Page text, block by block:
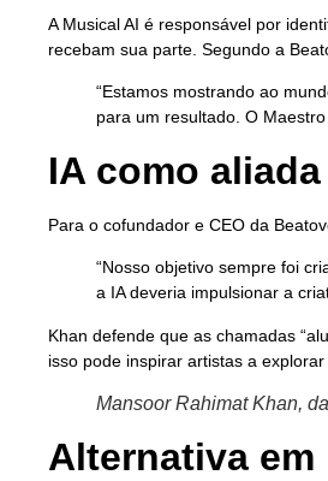
A Musical AI é responsável por
recebam sua parte. Segundo a
“Estamos mostrando ao
para um resultado. O
IA como
Para o cofundador e CEO da
“Nosso objetivo sempre foi
a IA deveria impulsionar a
Khan defende que as chamadas
isso pode inspirar artistas a
Mansoor Rahimat Khan,
Alternativa